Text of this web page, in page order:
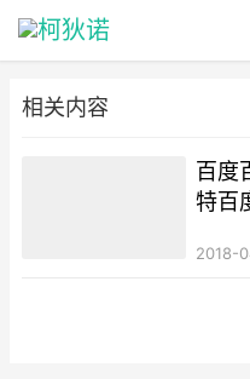
相关内容
百度
特百
2018-